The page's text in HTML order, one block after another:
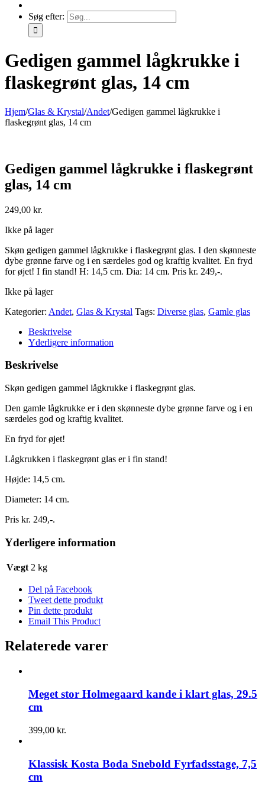
Søg efter:
Gedigen gammel lågkrukke i
flaskegrønt glas, 14 cm
Hjem/Glas & Krystal/Andet/Gedigen gammel lågkrukke i
flaskegrønt glas, 14 cm
Gedigen gammel lågkrukke i flaskegrønt
glas, 14 cm
249,00 kr.
Ikke på lager
Skøn gedigen gammel lågkrukke i flaskegrønt glas. I den skønneste
dybe grønne farve og i en særdeles god og kraftig kvalitet. En fryd
for øjet! I fin stand! H: 14,5 cm. Dia: 14 cm. Pris kr. 249,-.
Ikke på lager
Kategorier: Andet, Glas & Krystal Tags: Diverse glas, Gamle glas
Beskrivelse
Yderligere information
Beskrivelse
Skøn gedigen gammel lågkrukke i flaskegrønt glas.
Den gamle lågkrukke er i den skønneste dybe grønne farve og i en
særdeles god og kraftig kvalitet.
En fryd for øjet!
Lågkrukken i flaskegrønt glas er i fin stand!
Højde: 14,5 cm.
Diameter: 14 cm.
Pris kr. 249,-.
Yderligere information
Vægt 2 kg
Del på Facebook
Tweet dette produkt
Pin dette produkt
Email This Product
Relaterede varer
Meget stor Holmegaard kande i klart glas, 29.5
cm
399,00 kr.
Klassisk Kosta Boda Snebold Fyrfadsstage, 7,5
cm